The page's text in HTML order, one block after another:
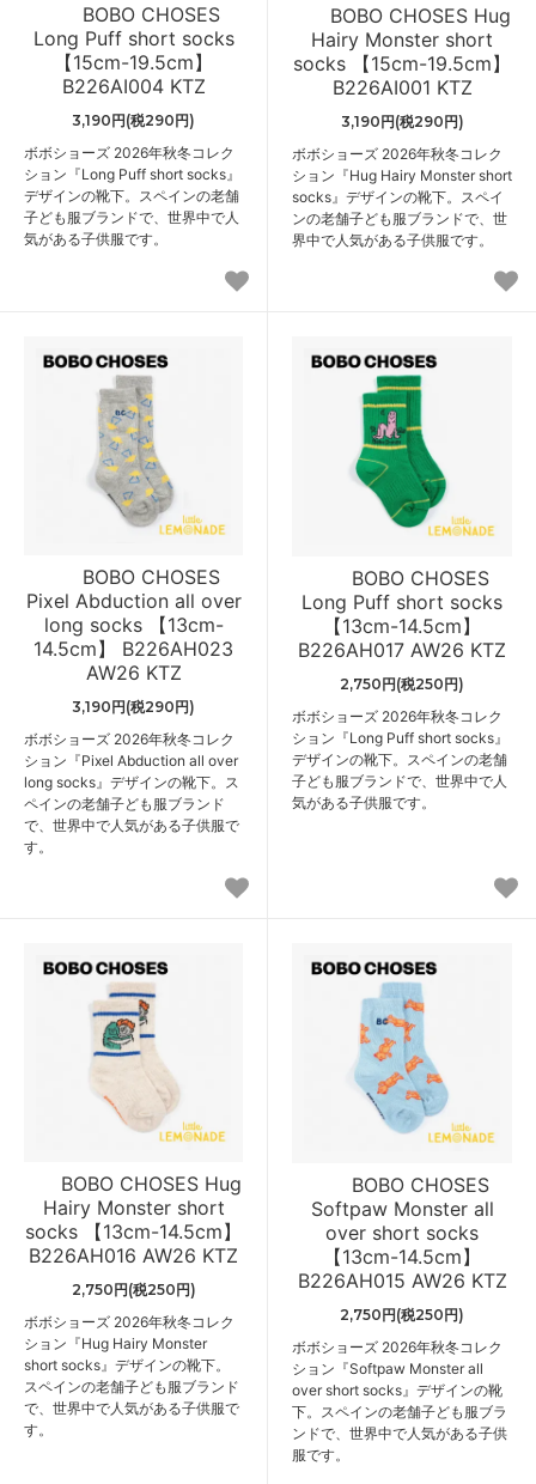
BOBO CHOSES
Long Puff short socks
【15cm-19.5cm】
B226AI004 KTZ
3,190円(税290円)
ボボショーズ 2026年秋冬コレク
ション『Long Puff short socks』
デザインの靴下。スペインの老舗
子ども服ブランドで、世界中で人
気がある子供服です。
BOBO CHOSES Hug
Hairy Monster short
socks 【15cm-19.5cm】
B226AI001 KTZ
3,190円(税290円)
ボボショーズ 2026年秋冬コレク
ション『Hug Hairy Monster short
socks』デザインの靴下。スペイ
ンの老舗子ども服ブランドで、世
界中で人気がある子供服です。
BOBO CHOSES
Pixel Abduction all over
long socks 【13cm-
14.5cm】 B226AH023
AW26 KTZ
3,190円(税290円)
ボボショーズ 2026年秋冬コレク
ション『Pixel Abduction all over
long socks』デザインの靴下。ス
ペインの老舗子ども服ブランド
で、世界中で人気がある子供服で
す。
BOBO CHOSES
Long Puff short socks
【13cm-14.5cm】
B226AH017 AW26 KTZ
2,750円(税250円)
ボボショーズ 2026年秋冬コレク
ション『Long Puff short socks』
デザインの靴下。スペインの老舗
子ども服ブランドで、世界中で人
気がある子供服です。
BOBO CHOSES Hug
Hairy Monster short
socks 【13cm-14.5cm】
B226AH016 AW26 KTZ
2,750円(税250円)
ボボショーズ 2026年秋冬コレク
ション『Hug Hairy Monster
short socks』デザインの靴下。
スペインの老舗子ども服ブランド
で、世界中で人気がある子供服で
す。
BOBO CHOSES
Softpaw Monster all
over short socks
【13cm-14.5cm】
B226AH015 AW26 KTZ
2,750円(税250円)
ボボショーズ 2026年秋冬コレク
ション『Softpaw Monster all
over short socks』デザインの靴
下。スペインの老舗子ども服ブラ
ンドで、世界中で人気がある子供
服です。